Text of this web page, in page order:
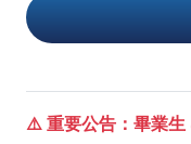
⚠️ 重要公告：畢業生